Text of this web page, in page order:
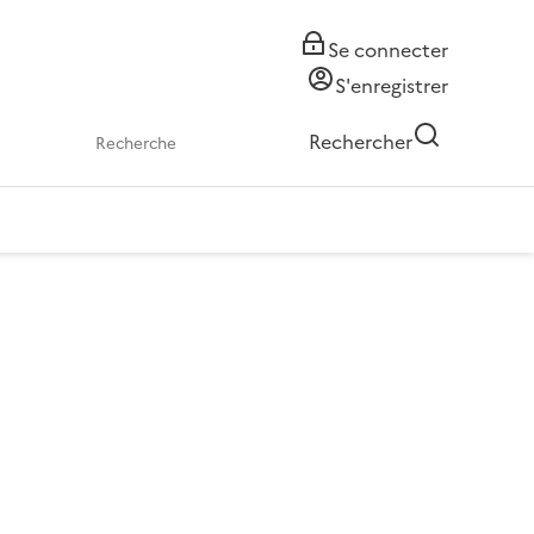
Se connecter
S'enregistrer
Rechercher